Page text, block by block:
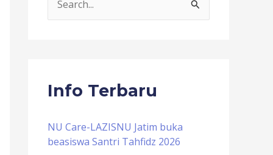
c
f
o
Info Terbaru
NU Care-LAZISNU Jatim buka
beasiswa Santri Tahfidz 2026